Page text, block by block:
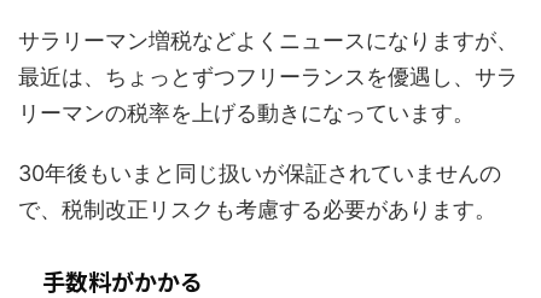
サラリーマン増税などよくニュースになりますが、
最近は、ちょっとずつフリーランスを優遇し、サラ
リーマンの税率を上げる動きになっています。
30年後もいまと同じ扱いが保証されていませんの
で、税制改正リスクも考慮する必要があります。
手数料がかかる